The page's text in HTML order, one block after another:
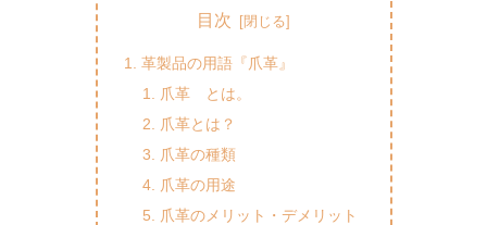
目次
革製品の用語『爪革』
爪革 とは。
爪革とは？
爪革の種類
爪革の用途
爪革のメリット・デメリット